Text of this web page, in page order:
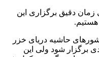
زمان دقیق برگزاری این
حاشیه دریای خزر
ماه نوامبر سال ۲۰۱۸ میلادی برگزار شود ولی این